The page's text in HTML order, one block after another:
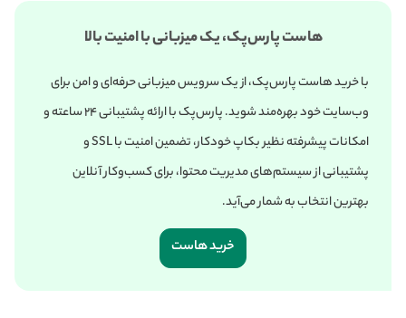
هاست پارس‌پک، یک میزبانی با امنیت بالا
با خرید هاست پارس‌پک، از یک سرویس میزبانی حرفه‌ای و امن برای
وب‌سایت خود بهره‌مند شوید. پارس‌پک با ارائه پشتیبانی ۲۴ ساعته و
امکانات پیشرفته نظیر بکاپ خودکار، تضمین امنیت با SSL و
پشتیبانی از سیستم‌های مدیریت محتوا، برای کسب‌وکار آنلاین
بهترین انتخاب به شمار می‌آید.
خرید هاست